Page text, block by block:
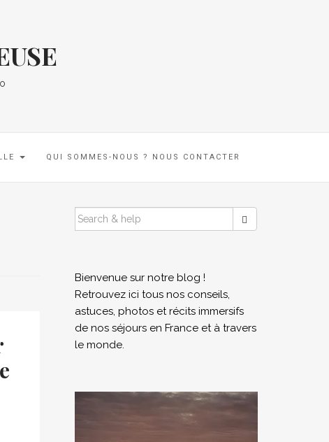
QUI SOMMES-NOUS ? NOUS CONTACTER
SEARCH
FOR:
Bienvenue sur notre blog !
Retrouvez ici tous nos conseils,
astuces, photos et récits immersifs
de nos séjours en France et à travers
le monde.